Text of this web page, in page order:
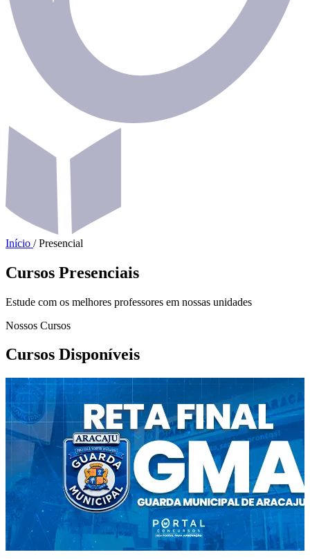
Início / Presencial
Cursos Presenciais
Estude com os melhores professores em nossas unidades
Nossos Cursos
Cursos Disponíveis